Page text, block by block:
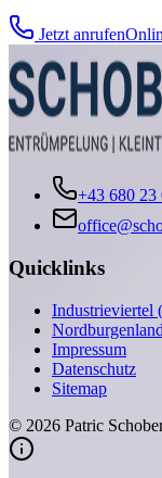
Jetzt anrufen
+43 680 23
Quicklinks
Industrieviertel
Impressum
Datenschutz
Sitemap
© 2026 Patric